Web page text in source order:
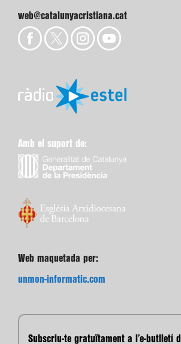
web@catalunyacristiana.cat
Amb el suport de:
Web maquetada per:
unmon-informatic.com
Subscriu-te gratuïtament a l’e-butlletí